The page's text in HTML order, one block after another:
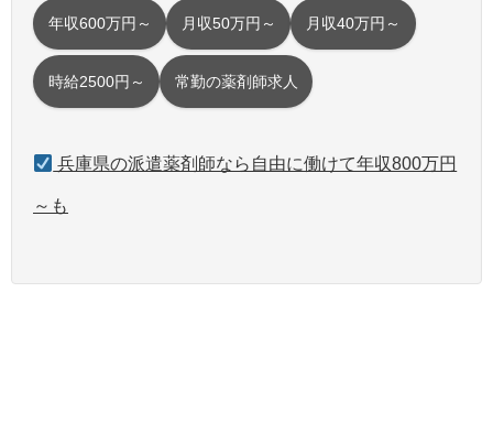
年収600万円～ 月収50万円～ 月収40万円～
時給2500円～ 常勤の薬剤師求人
兵庫県の派遣薬剤師なら自由に働けて年収800万円
～も